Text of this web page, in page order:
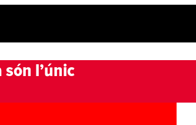
l’únic